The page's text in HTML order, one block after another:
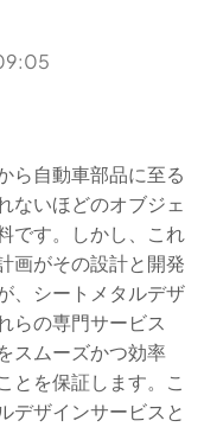
ら自動車部品に至る
ないほどのオブジェ
です。しかし、これ
画がその設計と開発
、シートメタルデザ
らの専門サービス
スムーズかつ効率
とを保証します。こ
デザインサービスと